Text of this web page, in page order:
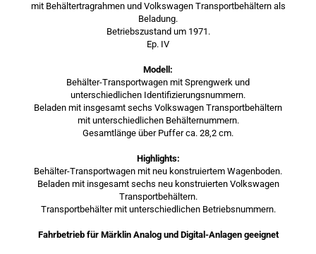
mit Behältertragrahmen und Volkswagen Transportbehältern als
Beladung.
Betriebszustand um 1971.
Ep. IV
Modell:
Behälter-Transportwagen mit Sprengwerk und
unterschiedlichen Identifizierungsnummern.
Beladen mit insgesamt sechs Volkswagen Transportbehältern
mit unterschiedlichen Behälternummern.
Gesamtlänge über Puffer ca. 28,2 cm.
Highlights:
Behälter-Transportwagen mit neu konstruiertem Wagenboden.
Beladen mit insgesamt sechs neu konstruierten Volkswagen
Transportbehältern.
Transportbehälter mit unterschiedlichen Betriebsnummern.
Fahrbetrieb für Märklin Analog und Digital-Anlagen geeignet